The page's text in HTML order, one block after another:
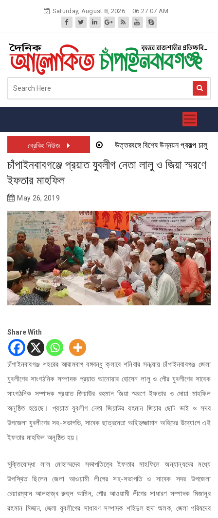
Saturday, August 8, 2026 06:27:07 AM
ব্রেকিং নিউজ উত্তরবঙ্গে বিশেষ উন্নয়ন প্রকল্প চালু হতে
চাঁপাইনবাবগঞ্জে প্রয়াত যুবলীগ নেতা লালু ও জিয়া স্মরণে
ইফতার মাহফিল
May 26, 2019
Share With
চাঁপাইনবাবগঞ্জ শহরের আরামবাগ বঙ্গবন্ধু ক্লাবে শনিবার সন্ধ্যায় চাঁপাইনবাবগঞ্জ জেলা
যুবলীগের সাংগঠনিক সম্পাদক প্রয়াত আনোয়ার হোসেন লালু ও পৌর যুবলীগের সাবেক
সাংগঠনিক সম্পাদক প্রয়াত জিয়াউর রহমান জিয়া স্মরণে ইফতার ও দোয়া মাহফিল
অনুষ্ঠিত হয়েছে। প্রয়াত যুবলীগ নেতা জিয়াউর রহমান জিয়ার ছোট ভাই ও সদর
উপজেলা যুবলীগের সহ-সভাপতি, সাবেক ছাত্রনেতা অহিদুজ্জামান অহিদের উদ্যোগে এই
ইফতার মাহফিল অনুষ্ঠিত হয়।
মুক্তিযোদ্ধা লাল মোহাম্মদের সভাপতিত্বে ইফতার মাহফিলে অন্যান্যদের মধ্যে
উপস্থিত ছিলেন জেলা আওয়ামী লীগের সহ-সভাপতি ও সাবেক সদর উপজেলা
চেয়ারম্যান আলহাজ্ব রুহুল আমিন, পৌর আওয়ামী লীগের সাধারণ সম্পাদক মিজানুর
রহমান মিজান, জেলা যুবলীগের সাধারণ সম্পাদক শহিদুল হুদা অলক, জেলা পরিষদের